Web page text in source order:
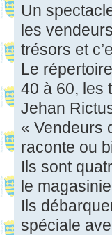
Un
les
trésors et
Le
40 à 60, les
Jehan
« Vendeurs
raconte ou
Ils sont
le
Ils
spéciale